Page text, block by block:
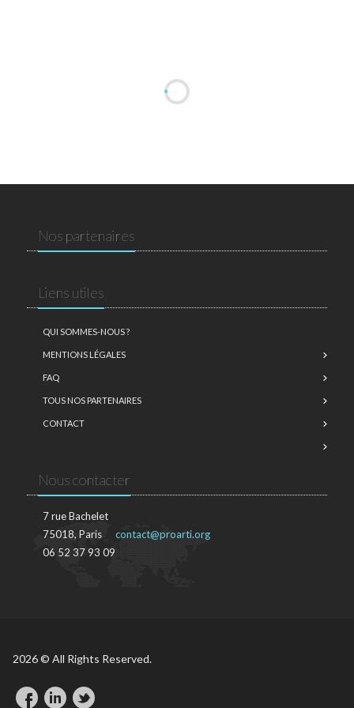
Nos partenaires
Liens utiles
QUI SOMMES-NOUS ?
MENTIONS LÉGALES
FAQ
TOUS NOS PARTENAIRES
CONTACT
Nous contacter
7 rue Bachelet
75018, Paris
06 52 37 93 09
contact@proarti.org
2026 © All Rights Reserved.